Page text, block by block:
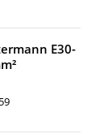
E30-